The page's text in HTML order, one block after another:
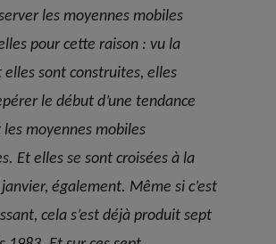
les moyennes mobiles
pour cette raison : vu la
elles sont construites, elles
le début d’une tendance
moyennes mobiles
Et elles se sont croisées à la
également. Même si c’est
cela s’est déjà produit sept